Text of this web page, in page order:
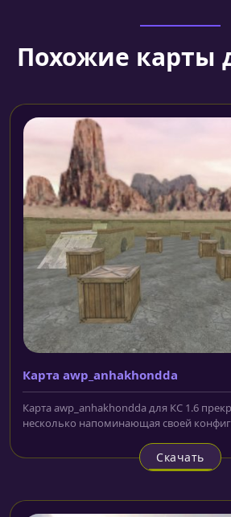
Похожие карты
Карта awp_anhakhondda
Карта awp_anhakhondda для КС 1.6
несколько напоминающая своей
Скачать